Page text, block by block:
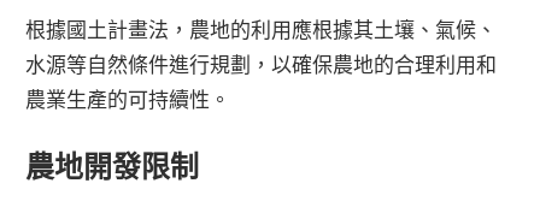
根據國土計畫法，農地的利用應根據其土壤、氣候、
水源等自然條件進行規劃，以確保農地的合理利用和
農業生產的可持續性。
農地開發限制